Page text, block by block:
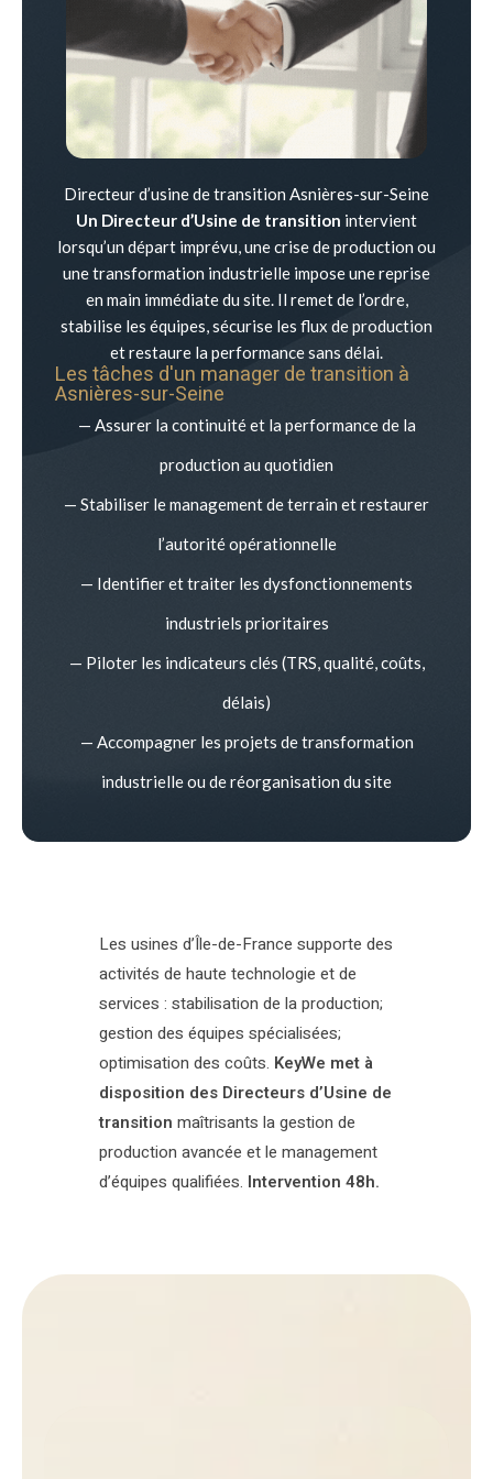
Directeur d’usine de transition Asnières-sur-Seine
Un Directeur d’Usine de transition intervient
lorsqu’un départ imprévu, une crise de production ou
une transformation industrielle impose une reprise
en main immédiate du site. Il remet de l’ordre,
stabilise les équipes, sécurise les flux de production
et restaure la performance sans délai.
Les tâches d'un manager de transition à
Asnières-sur-Seine
— Assurer la continuité et la performance de la
production au quotidien
— Stabiliser le management de terrain et restaurer
l’autorité opérationnelle
— Identifier et traiter les dysfonctionnements
industriels prioritaires
— Piloter les indicateurs clés (TRS, qualité, coûts,
délais)
— Accompagner les projets de transformation
industrielle ou de réorganisation du site
Les usines d’Île-de-France supporte des
activités de haute technologie et de
services : stabilisation de la production;
gestion des équipes spécialisées;
optimisation des coûts. KeyWe met à
disposition des Directeurs d’Usine de
transition maîtrisants la gestion de
production avancée et le management
d’équipes qualifiées. Intervention 48h.